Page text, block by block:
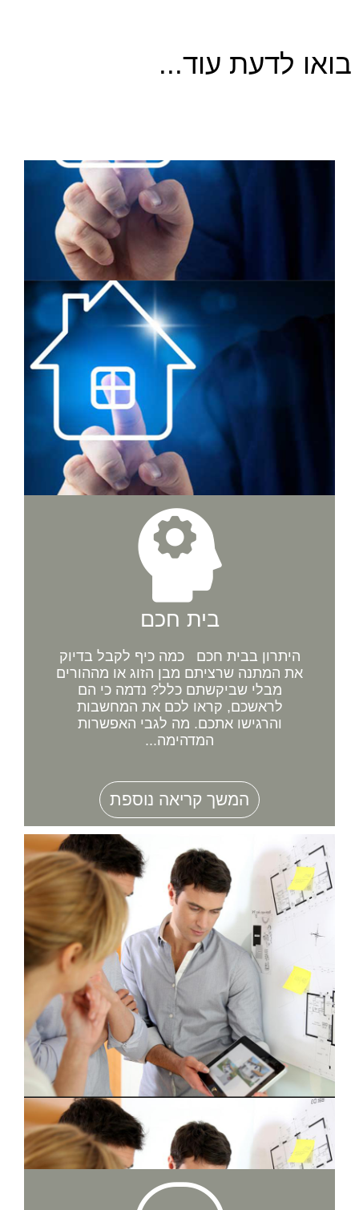
בואו לדעת עוד...
בית חכם
היתרון בבית חכם כמה כיף לקבל בדיוק
את המתנה שרציתם מבן הזוג או מההורים
מבלי שביקשתם כלל? נדמה כי הם
לראשכם, קראו לכם את המחשבות
והרגישו אתכם. מה לגבי האפשרות
המדהימה...
המשך קריאה נוספת